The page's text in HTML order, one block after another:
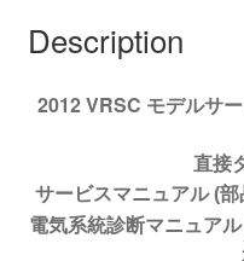
ア
ル
12JP
Description
2012 VRSC モデルサ
直接
サービスマニュアル (
電気系統診断マニュア